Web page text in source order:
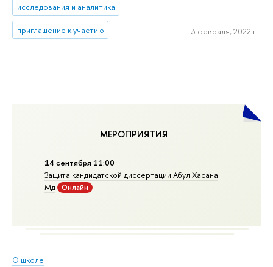
МЕРОПРИЯТИЯ
14 сентября 11:00
Защита кандидатской диссертации Абул Хасана
Мд
Онлайн
О школе
исследования и аналитика
приглашение к участию 3 февраля, 2022 г.